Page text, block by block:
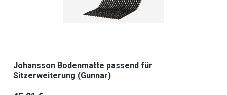
Johansson Bodenmatte passend für
Sitzerweiterung (Gunnar)